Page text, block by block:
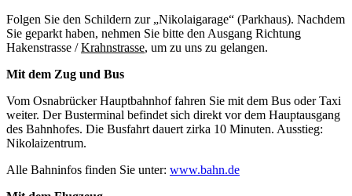
Folgen Sie den Schildern zur „Nikolaigarage“ (Parkhaus). Nachdem
Sie geparkt haben, nehmen Sie bitte den Ausgang Richtung
Hakenstrasse /Krahnstrasse, um zu uns zu gelangen.
Mit dem Zug und Bus
Vom Osnabrücker Hauptbahnhof fahren Sie mit dem Bus oder Taxi
weiter. Der Busterminal befindet sich direkt vor dem Hauptausgang
des Bahnhofes. Die Busfahrt dauert zirka 10 Minuten. Ausstieg:
Nikolaizentrum.
Alle Bahninfos finden Sie unter: www.bahn.de